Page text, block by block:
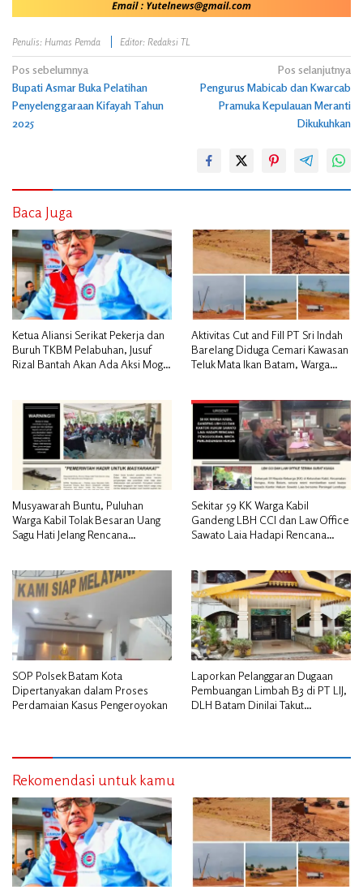
Penulis: Humas Pemda Editor: Redaksi TL
Navigasi
pos
Pos sebelumnya
Bupati Asmar Buka Pelatihan
Penyelenggaraan Kifayah Tahun
2025
Pos selanjutnya
Pengurus Mabicab dan Kwarcab
Pramuka Kepulauan Meranti
Dikukuhkan
Baca Juga
Ketua Aliansi Serikat Pekerja dan
Buruh TKBM Pelabuhan, Jusuf
Rizal Bantah Akan Ada Aksi Mogol
Aktivitas Cut and Fill PT Sri Indah
Barelang Diduga Cemari Kawasan
Teluk Mata Ikan Batam, Warga
Musyawarah Buntu, Puluhan
Warga Kabil Tolak Besaran Uang
Sagu Hati Jelang Rencana
Sekitar 59 KK Warga Kabil
Gandeng LBH CCI dan Law Office
Sawato Laia Hadapi Rencana
SOP Polsek Batam Kota
Dipertanyakan dalam Proses
Perdamaian Kasus Pengeroyokan
Laporkan Pelanggaran Dugaan
Pembuangan Limbah B3 di PT LIJ,
DLH Batam Dinilai Takut
Rekomendasi untuk kamu